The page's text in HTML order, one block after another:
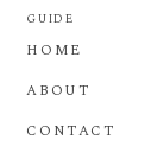
GUIDE
HOME
ABOUT
CONTACT